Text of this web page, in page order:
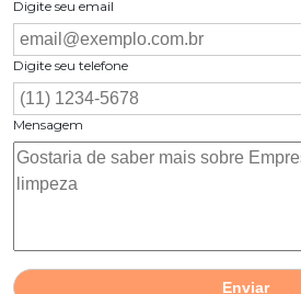
Digite seu email
Digite seu telefone
Mensagem